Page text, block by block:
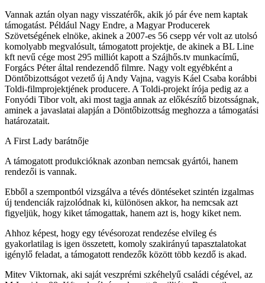
Vannak aztán olyan nagy visszatérők, akik jó pár éve nem kaptak
támogatást. Például Nagy Endre, a Magyar Producerek
Szövetségének elnöke, akinek a 2007-es 56 csepp vér volt az utolsó
komolyabb megvalósult, támogatott projektje, de akinek a BL Line
kft nevű cége most 295 milliót kapott a Szájhős.tv munkacímű,
Forgács Péter által rendezendő filmre. Nagy volt egyébként a
Döntőbizottságot vezető új Andy Vajna, vagyis Káel Csaba korábbi
Toldi-filmprojektjének producere. A Toldi-projekt írója pedig az a
Fonyódi Tibor volt, aki most tagja annak az előkészítő bizotsságnak,
aminek a javaslatai alapján a Döntőbizottság meghozza a támogatási
határozatait.
A First Lady barátnője
A támogatott produkcióknak azonban nemcsak gyártói, hanem
rendezői is vannak.
Ebből a szempontból vizsgálva a tévés döntéseket szintén izgalmas
új tendenciák rajzolódnak ki, különösen akkor, ha nemcsak azt
figyeljük, hogy kiket támogattak, hanem azt is, hogy kiket nem.
Ahhoz képest, hogy egy tévésorozat rendezése elvileg és
gyakorlatilag is igen összetett, komoly szakirányú tapasztalatokat
igénylő feladat, a támogatott rendezők között több kezdő is akad.
Mitev Viktornak, aki saját veszprémi szkéhelyű családi cégével, az